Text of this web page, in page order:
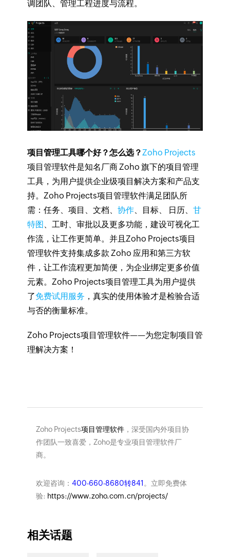
调团队、管理工程进度与流程。
项目管理工具哪个好？怎么选？Zoho Projects
项目管理软件是知名厂商 Zoho 旗下的项目管理
工具，为用户提供企业级项目解决方案和产品支
持。Zoho Projects项目管理软件满足团队所
需： 任务、项目、文档、 协作、目标、 日历、 甘
特图 、工时、审批以及更多功能，建设可视化工
作流，让工作更简单。并且Zoho Projects项目
管理软件支持集成多款 Zoho 应用和第三方软
件，让工作流程更加简便，为企业绑定更多价值
元素。Zoho Projects项目管理工具为用户提供
了免费试用服务 ，真实的使用体验才是检验合适
与否的衡量标准。
Zoho Projects项目管理软件——为您定制项目管
理解决方案！
Zoho Projects项目管理软件，深受国内外项目协
作团队一致喜爱，Zoho是专业项目管理软件厂
商。
欢迎咨询： 400-660-8680转841 。立即免费体
验: https://www.zoho.com.cn/projects/
相关话题